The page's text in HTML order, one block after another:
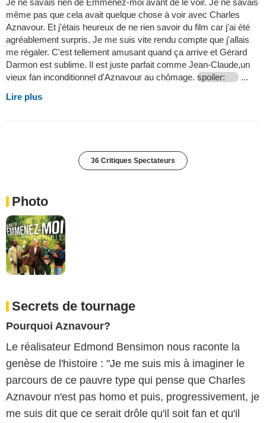
Je ne savais rien de Emmenez-moi avant de le voir. Je ne savais
même pas que cela avait quelque chose à voir avec Charles
Aznavour. Et j'étais heureux de ne rien savoir du film car j'ai été
agréablement surpris. Je me suis vite rendu compte que j'allais
me régaler. C'est tellement amusant quand ça arrive et Gérard
Darmon est sublime. Il est juste parfait comme Jean-Claude,un
vieux fan inconditionnel d'Aznavour au chômage. spoiler:
...
Lire plus
36 Critiques Spectateurs
Photo
Secrets de tournage
Pourquoi Aznavour?
Le réalisateur Edmond Bensimon nous raconte la
genèse de l'histoire : "Je me suis mis à imaginer le
parcours de ce pauvre type qui pense que Charles
Aznavour n'est pas homo et puis, progressivement, je
me suis dit que ce serait drôle qu'il soit fan et qu'il